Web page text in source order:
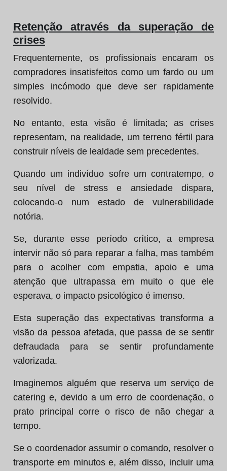
Retenção através da superação de
crises
Frequentemente, os profissionais encaram os
compradores insatisfeitos como um fardo ou um
simples incómodo que deve ser rapidamente
resolvido.
No entanto, esta visão é limitada; as crises
representam, na realidade, um terreno fértil para
construir níveis de lealdade sem precedentes.
Quando um indivíduo sofre um contratempo, o
seu nível de stress e ansiedade dispara,
colocando-o num estado de vulnerabilidade
notória.
Se, durante esse período crítico, a empresa
intervir não só para reparar a falha, mas também
para o acolher com empatia, apoio e uma
atenção que ultrapassa em muito o que ele
esperava, o impacto psicológico é imenso.
Esta superação das expectativas transforma a
visão da pessoa afetada, que passa de se sentir
defraudada para se sentir profundamente
valorizada.
Imaginemos alguém que reserva um serviço de
catering e, devido a um erro de coordenação, o
prato principal corre o risco de não chegar a
tempo.
Se o coordenador assumir o comando, resolver o
transporte em minutos e, além disso, incluir uma